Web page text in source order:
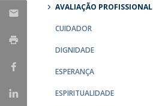
AVALIAÇÃO PROFISSIONAL
CUIDADOR
DIGNIDADE
ESPERANÇA
ESPIRITUALIDADE